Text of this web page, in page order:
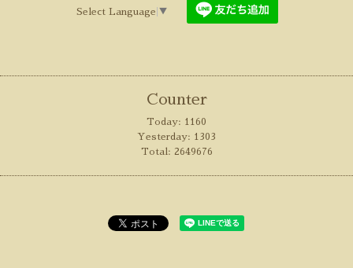
Select Language ▼
Counter
Today: 1160
Yesterday: 1303
Total: 2649676